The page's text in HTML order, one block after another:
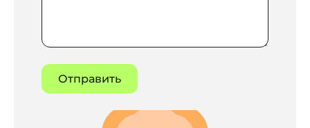
Отправить